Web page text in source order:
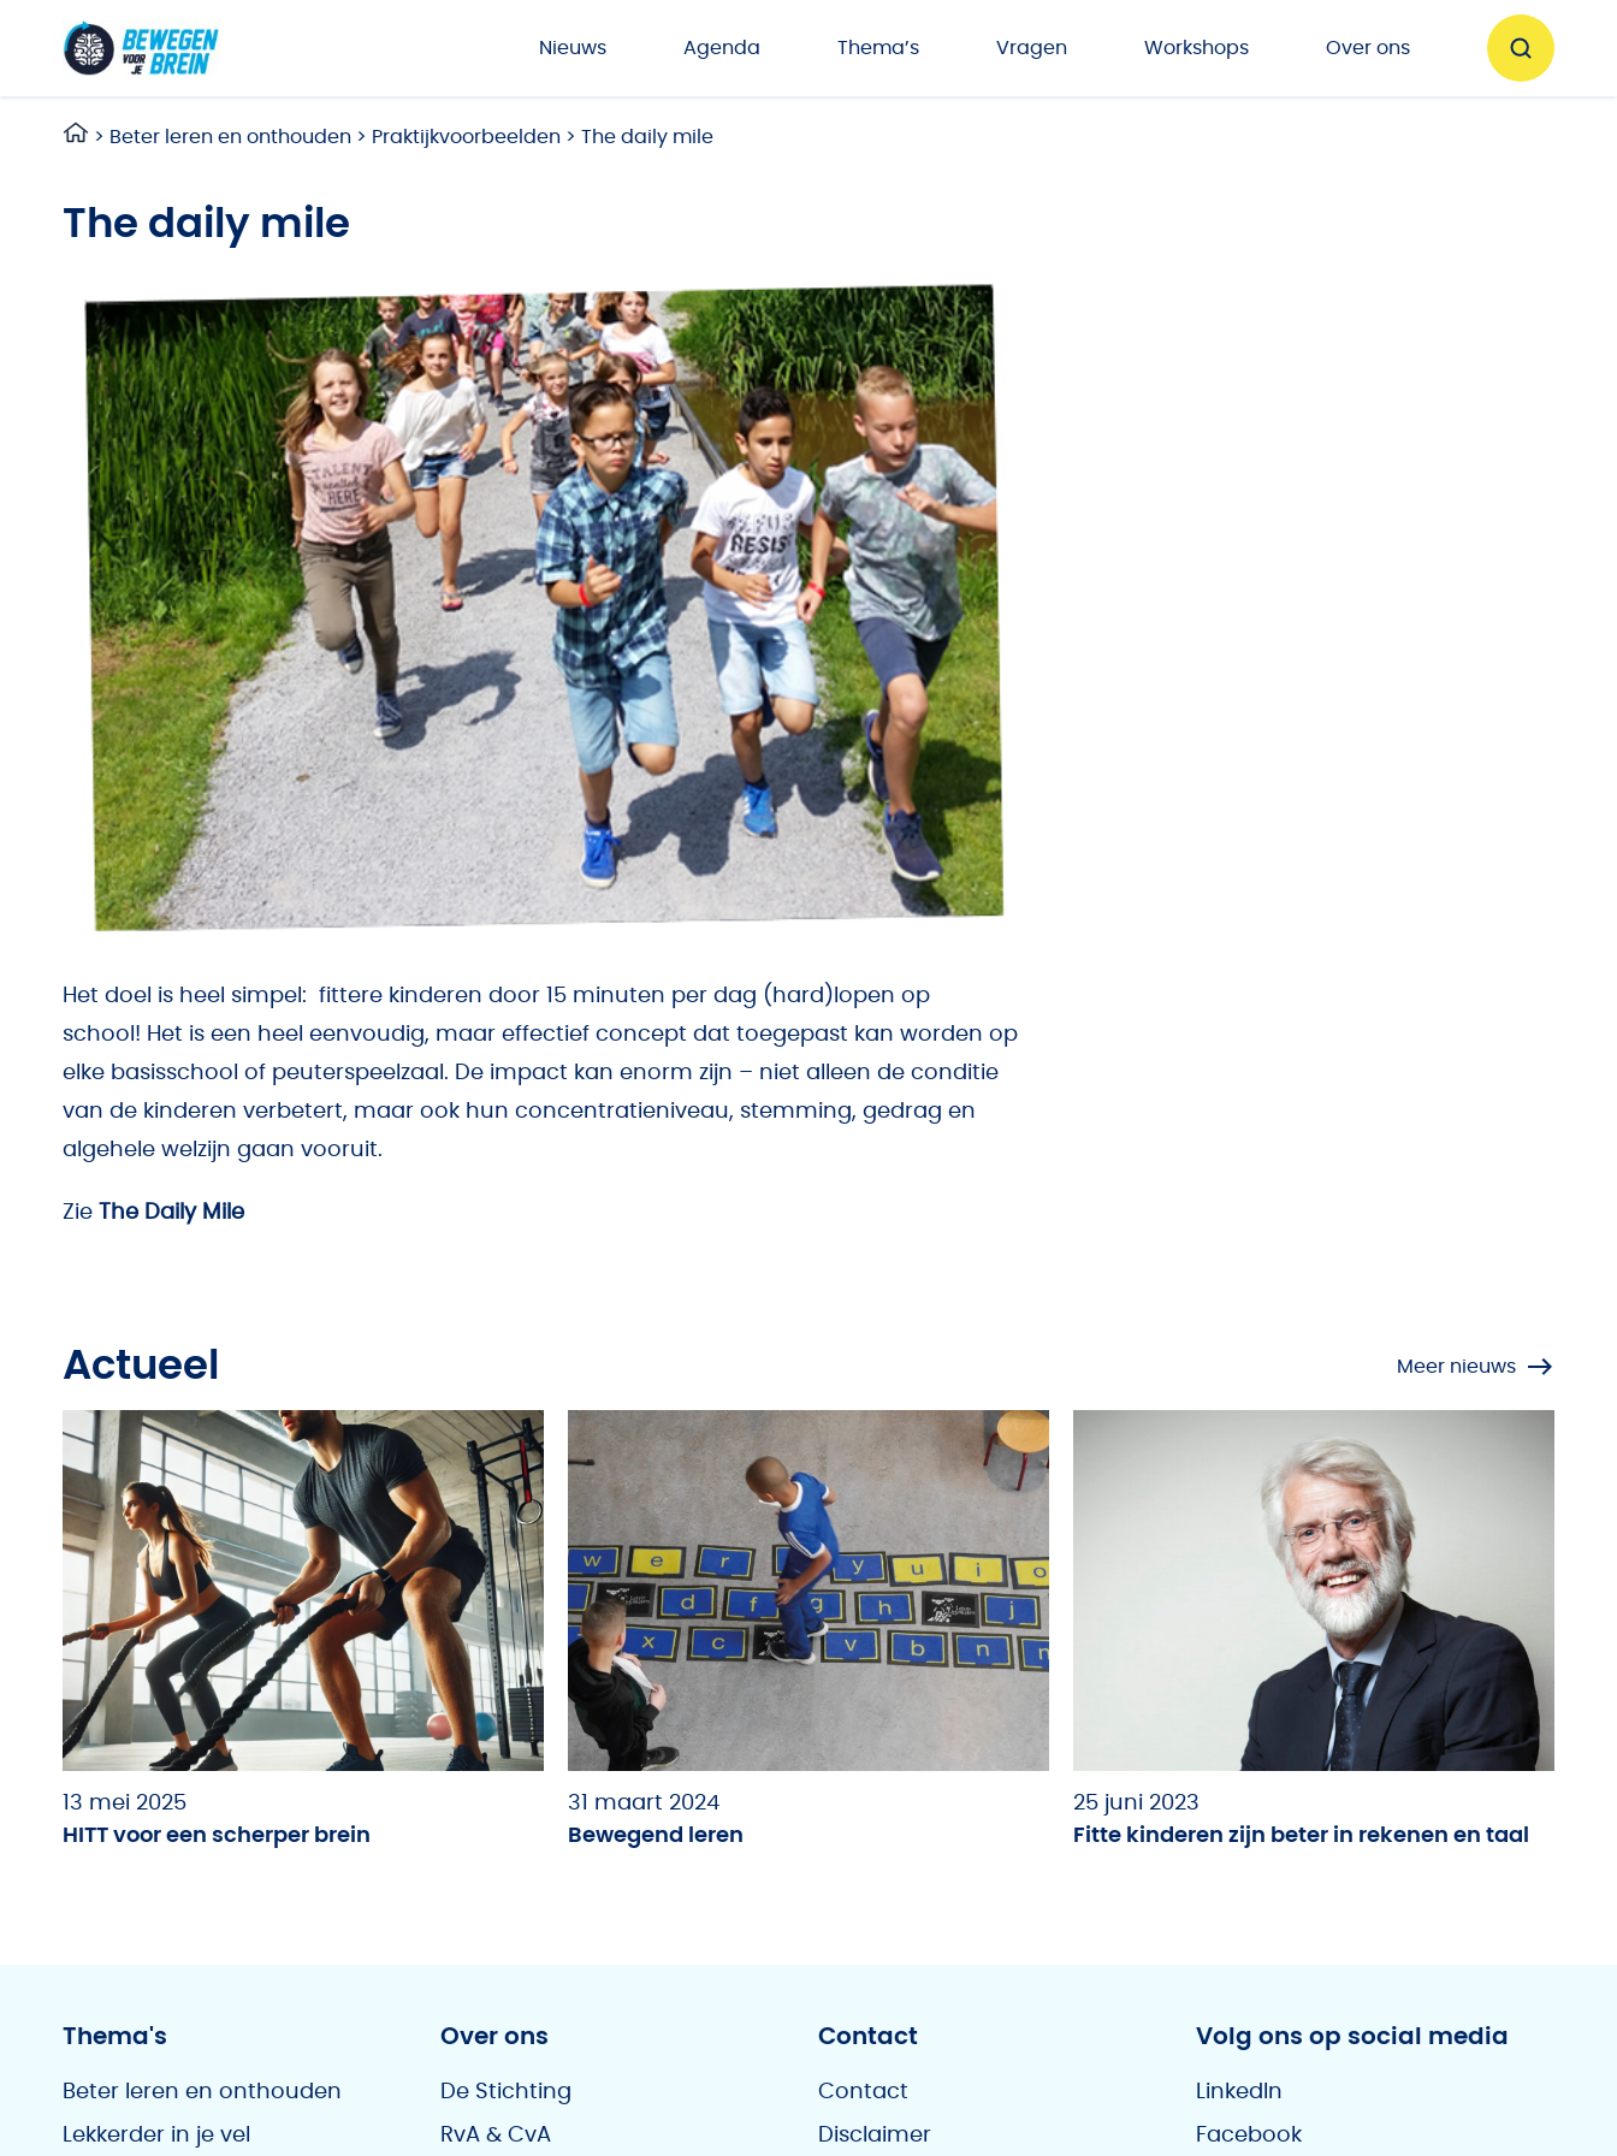
Nieuws
Agenda Thema’s Vragen Workshops Over ons
> Beter leren en onthouden > Praktijkvoorbeelden > The daily mile
The daily mile
Het doel is heel simpel: fittere kinderen door 15 minuten per dag (hard)lopen op
school! Het is een heel eenvoudig, maar effectief concept dat toegepast kan worden op
elke basisschool of peuterspeelzaal. De impact kan enorm zijn – niet alleen de conditie
van de kinderen verbetert, maar ook hun concentratieniveau, stemming, gedrag en
algehele welzijn gaan vooruit.
Zie The Daily Mile
Actueel Meer nieuws
13 mei 2025
HITT voor een scherper brein
31 maart 2024
Bewegend leren
25 juni 2023
Fitte kinderen zijn beter in rekenen en taal
Thema's
Beter leren en onthouden
Lekkerder in je vel
Over ons
De Stichting
RvA & CvA
Contact
Contact
Disclaimer
Volg ons op social media
LinkedIn
Facebook